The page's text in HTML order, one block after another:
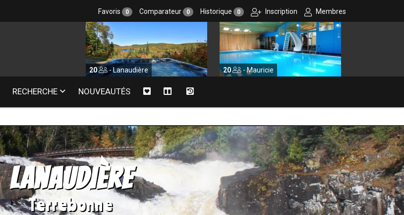
Favoris 0 Comparateur 0 Historique 0 Inscription Membres
20 - Mauricie 10 - Centre-du-Québec
RECHERCHE NOUVEAUTÉS
Lanaudière
Terrebonne